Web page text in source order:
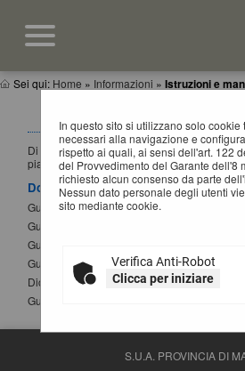
Sei qui: Home » Informazioni » Istruzioni e
In questo sito si utilizzano solo cookie
necessari alla navigazione e
rispetto ai quali, ai sensi dell'art. 122
del Provvedimento del Garante dell'8
richiesto alcun consenso da parte
Nessun dato personale degli utenti
sito mediante cookie.
Verifica Anti-Robot
Clicca per iniziare
ISTRUZIONI E MANUALI
Di seguito si riportano i manuali di supporto
piattaforma telematica dell'Ente.
Documenti
Guida per la registrazione al portale
Guida alla presentazione di un'offerta
Guida alla presentazione di Affidamenti Diretti
Guida iscrizione agli elenchi operatori
Dichiarazione sostitutiva atto notorio modifica
Guida alla compilazione del DGUE elettronico
S.U.A. PROVINCIA DI